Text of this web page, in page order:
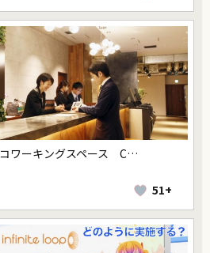
ワーキングスペース C…
51+